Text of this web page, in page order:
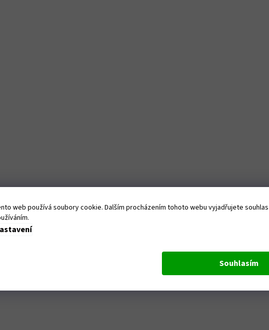
web používá soubory cookie. Dalším procházením tohoto webu vyjadřujete
Souhlasím
Přihlaste se k odběru